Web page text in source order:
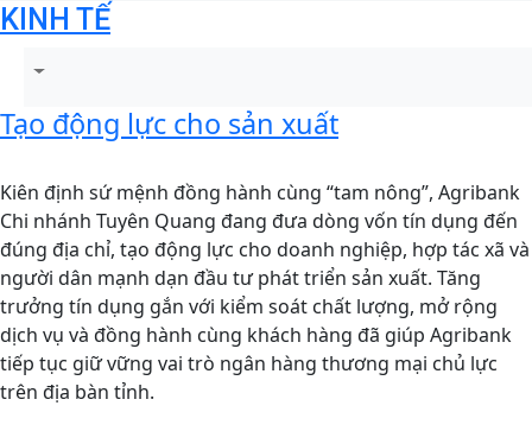
KINH TẾ
Tạo động lực cho sản xuất
Kiên định sứ mệnh đồng hành cùng “tam nông”, Agribank
Chi nhánh Tuyên Quang đang đưa dòng vốn tín dụng đến
đúng địa chỉ, tạo động lực cho doanh nghiệp, hợp tác xã và
người dân mạnh dạn đầu tư phát triển sản xuất. Tăng
trưởng tín dụng gắn với kiểm soát chất lượng, mở rộng
dịch vụ và đồng hành cùng khách hàng đã giúp Agribank
tiếp tục giữ vững vai trò ngân hàng thương mại chủ lực
trên địa bàn tỉnh.